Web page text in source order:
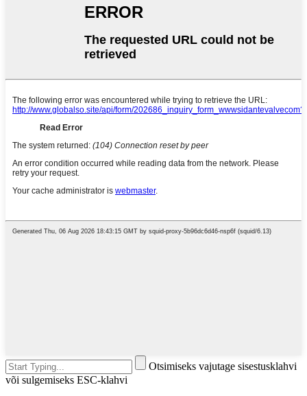
Otsimiseks vajutage sisestusklahvi
või sulgemiseks ESC-klahvi